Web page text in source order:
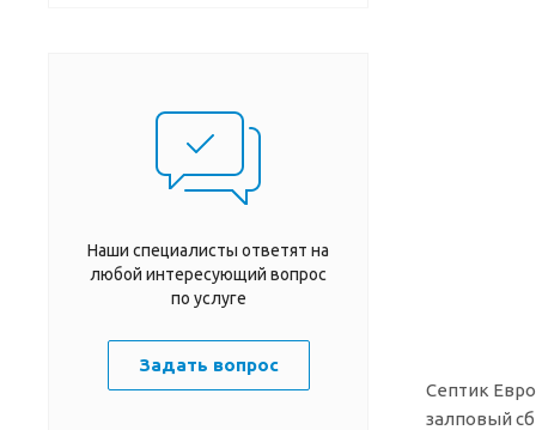
Септик
залповый
Наши специалисты ответят на
любой интересующий вопрос
по услуге
Задать вопрос